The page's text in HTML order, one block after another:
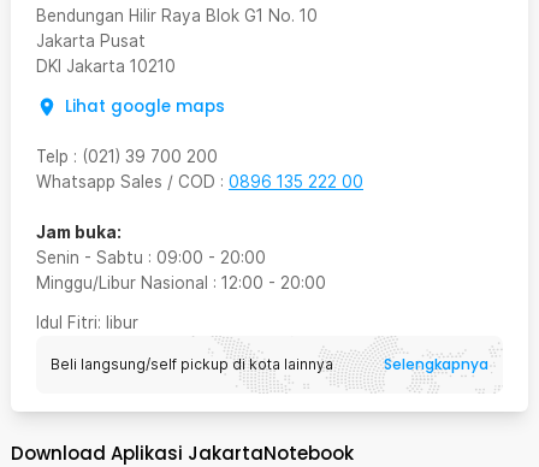
Bendungan Hilir Raya Blok G1 No. 10
Jakarta Pusat
DKI Jakarta 10210
Lihat google maps
Telp : (021) 39 700 200
Whatsapp Sales / COD : 0896 135 222 00
Jam buka:
Senin - Sabtu : 09:00 - 20:00
Minggu/Libur Nasional : 12:00 - 20:00
Idul Fitri: libur
Beli langsung/self pickup di kota lainnya Selengkapnya
Download Aplikasi JakartaNotebook